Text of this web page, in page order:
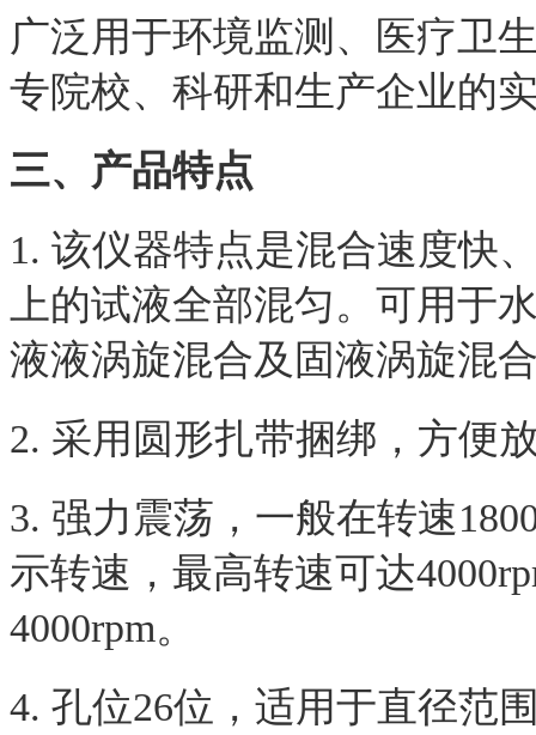
广泛用于环境监测、医疗卫
专院校、科研和生产企业的
三、产品特点
1. 该仪器特点是混合速度快
上的试液全部混匀。可用于
液液涡旋混合及固液涡旋混
2. 采用圆形扎带捆绑，方便
3. 强力震荡，一般在转速
示转速，最高转速可达
4000rpm。
4. 孔位26位，适用于直径范